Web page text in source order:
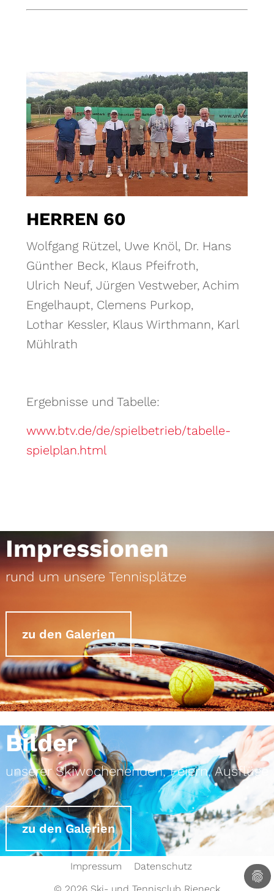
HERREN 60
Wolfgang Rützel, Uwe Knöl, Dr. Hans
Günther Beck, Klaus Pfeifroth,
Ulrich Neuf, Jürgen Vestweber, Achim
Engelhaupt, Clemens Purkop,
Lothar Kessler, Klaus Wirthmann, Karl
Mühlrath
Ergebnisse und Tabelle:
www.btv.de/de/spielbetrieb/tabelle-
spielplan.html
Impressionen
rund um unsere Tennisplätze
zu den Galerien
Bilder
unserer Skiwochenenden, Feiern, Ausflüge
zu den Galerien
Impressum
Datenschutz
© 2026 Ski- und Tennisclub Rieneck